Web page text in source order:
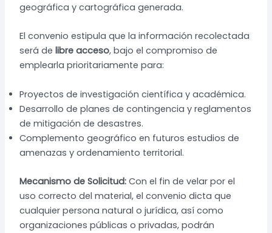
geográfica y cartográfica generada.
El convenio estipula que la información recolectada
será de libre acceso, bajo el compromiso de
emplearla prioritariamente para:
Proyectos de investigación científica y académica.
Desarrollo de planes de contingencia y reglamentos
de mitigación de desastres.
Complemento geográfico en futuros estudios de
amenazas y ordenamiento territorial.
Mecanismo de Solicitud:Con el fin de velar por el
uso correcto del material, el convenio dicta que
cualquier persona natural o jurídica, así como
organizaciones públicas o privadas, podrán